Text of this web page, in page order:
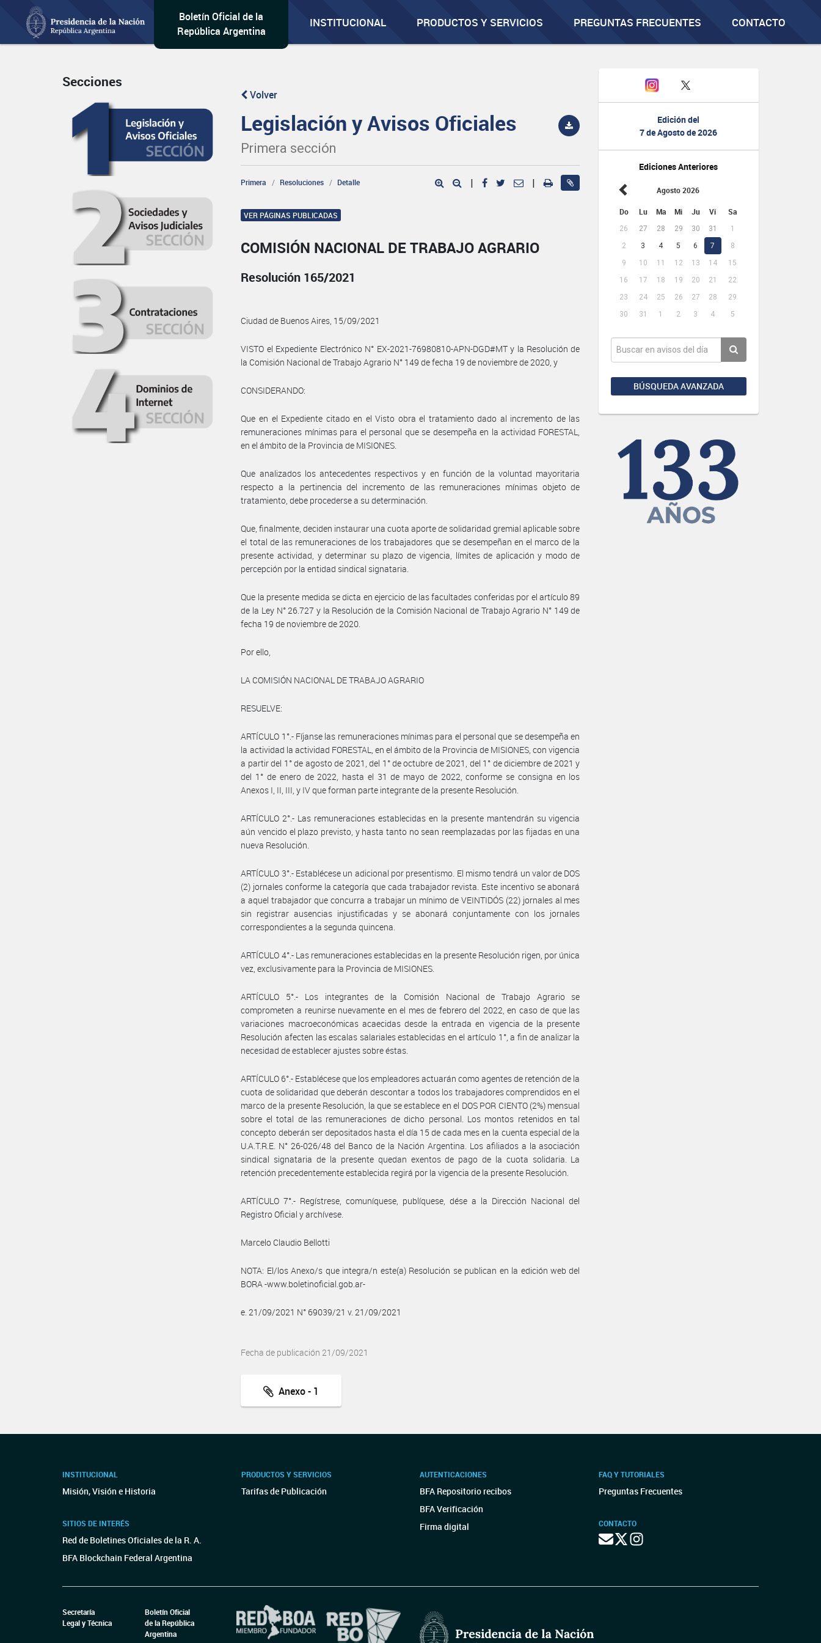
Boletín Oficial de la
República Argentina
INSTITUCIONAL PRODUCTOS Y SERVICIOS PREGUNTAS FRECUENTES CONTACTO
Edición del
7 de Agosto de 2026
Ediciones Anteriores
Agosto 2026
Do Lu Ma Mi Ju Vi Sa
26 27 28 29 30 31
1
2
3 4 5 6 7
8
9
10 11 12 13 14
15
16
17 18 19 20 21
22
23
24 25 26 27 28
29
30
31 1 2 3 4 5
BÚSQUEDA AVANZADA
Secciones
Volver
Legislación y Avisos Oficiales
Primera sección
Primera Resoluciones Detalle | |
VER PÁGINAS PUBLICADAS
COMISIÓN NACIONAL DE TRABAJO AGRARIO
Resolución 165/2021
Ciudad de Buenos Aires, 15/09/2021
VISTO el Expediente Electrónico N° EX-2021-76980810-APN-DGD#MT y la Resolución de
la Comisión Nacional de Trabajo Agrario N° 149 de fecha 19 de noviembre de 2020, y
CONSIDERANDO:
Que en el Expediente citado en el Visto obra el tratamiento dado al incremento de las
remuneraciones mínimas para el personal que se desempeña en la actividad FORESTAL,
en el ámbito de la Provincia de MISIONES.
Que analizados los antecedentes respectivos y en función de la voluntad mayoritaria
respecto a la pertinencia del incremento de las remuneraciones mínimas objeto de
tratamiento, debe procederse a su determinación.
Que, finalmente, deciden instaurar una cuota aporte de solidaridad gremial aplicable sobre
el total de las remuneraciones de los trabajadores que se desempeñan en el marco de la
presente actividad, y determinar su plazo de vigencia, límites de aplicación y modo de
percepción por la entidad sindical signataria.
Que la presente medida se dicta en ejercicio de las facultades conferidas por el artículo 89
de la Ley N° 26.727 y la Resolución de la Comisión Nacional de Trabajo Agrario N° 149 de
fecha 19 de noviembre de 2020.
Por ello,
LA COMISIÓN NACIONAL DE TRABAJO AGRARIO
RESUELVE:
ARTÍCULO 1°.- Fíjanse las remuneraciones mínimas para el personal que se desempeña en
la actividad la actividad FORESTAL, en el ámbito de la Provincia de MISIONES, con vigencia
a partir del 1° de agosto de 2021, del 1° de octubre de 2021, del 1° de diciembre de 2021 y
del 1° de enero de 2022, hasta el 31 de mayo de 2022, conforme se consigna en los
Anexos I, II, III, y IV que forman parte integrante de la presente Resolución.
ARTÍCULO 2°.- Las remuneraciones establecidas en la presente mantendrán su vigencia
aún vencido el plazo previsto, y hasta tanto no sean reemplazadas por las fijadas en una
nueva Resolución.
ARTÍCULO 3°.- Establécese un adicional por presentismo. El mismo tendrá un valor de DOS
(2) jornales conforme la categoría que cada trabajador revista. Este incentivo se abonará
a aquel trabajador que concurra a trabajar un mínimo de VEINTIDÓS (22) jornales al mes
sin registrar ausencias injustificadas y se abonará conjuntamente con los jornales
correspondientes a la segunda quincena.
ARTÍCULO 4°.- Las remuneraciones establecidas en la presente Resolución rigen, por única
vez, exclusivamente para la Provincia de MISIONES.
ARTÍCULO 5°.- Los integrantes de la Comisión Nacional de Trabajo Agrario se
comprometen a reunirse nuevamente en el mes de febrero del 2022, en caso de que las
variaciones macroeconómicas acaecidas desde la entrada en vigencia de la presente
Resolución afecten las escalas salariales establecidas en el artículo 1°, a fin de analizar la
necesidad de establecer ajustes sobre éstas.
ARTÍCULO 6°.- Establécese que los empleadores actuarán como agentes de retención de la
cuota de solidaridad que deberán descontar a todos los trabajadores comprendidos en el
marco de la presente Resolución, la que se establece en el DOS POR CIENTO (2%) mensual
sobre el total de las remuneraciones de dicho personal. Los montos retenidos en tal
concepto deberán ser depositados hasta el día 15 de cada mes en la cuenta especial de la
U.A.T.R.E. N° 26-026/48 del Banco de la Nación Argentina. Los afiliados a la asociación
sindical signataria de la presente quedan exentos de pago de la cuota solidaria. La
retención precedentemente establecida regirá por la vigencia de la presente Resolución.
ARTÍCULO 7°.- Regístrese, comuníquese, publíquese, dése a la Dirección Nacional del
Registro Oficial y archívese.
Marcelo Claudio Bellotti
NOTA: El/los Anexo/s que integra/n este(a) Resolución se publican en la edición web del
BORA -www.boletinoficial.gob.ar-
e. 21/09/2021 N° 69039/21 v. 21/09/2021
Fecha de publicación 21/09/2021
Anexo - 1
INSTITUCIONAL
Misión, Visión e Historia
SITIOS DE INTERÉS
Red de Boletines Oficiales de la R. A.
BFA Blockchain Federal Argentina
PRODUCTOS Y SERVICIOS
Tarifas de Publicación
AUTENTICACIONES
BFA Repositorio recibos
BFA Verificación
Firma digital
FAQ Y TUTORIALES
Preguntas Frecuentes
CONTACTO
Secretaría
Legal y Técnica
Boletín Oficial
de la República
Argentina